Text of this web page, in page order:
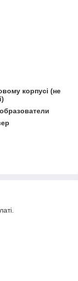
корпусі (не